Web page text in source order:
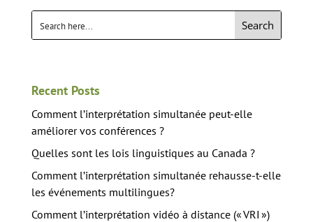
Search
Recent Posts
Comment l’interprétation simultanée peut-elle
améliorer vos conférences ?
Quelles sont les lois linguistiques au Canada ?
Comment l’interprétation simultanée rehausse-t-elle
les événements multilingues?
Comment l’interprétation vidéo à distance (« VRI »)